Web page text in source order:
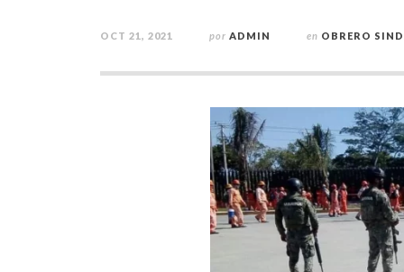
OCT 21, 2021 por ADMIN en OBRERO